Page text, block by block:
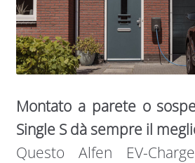
Montato a parete o
Single S dà sempre il
Questo Alfen EV-